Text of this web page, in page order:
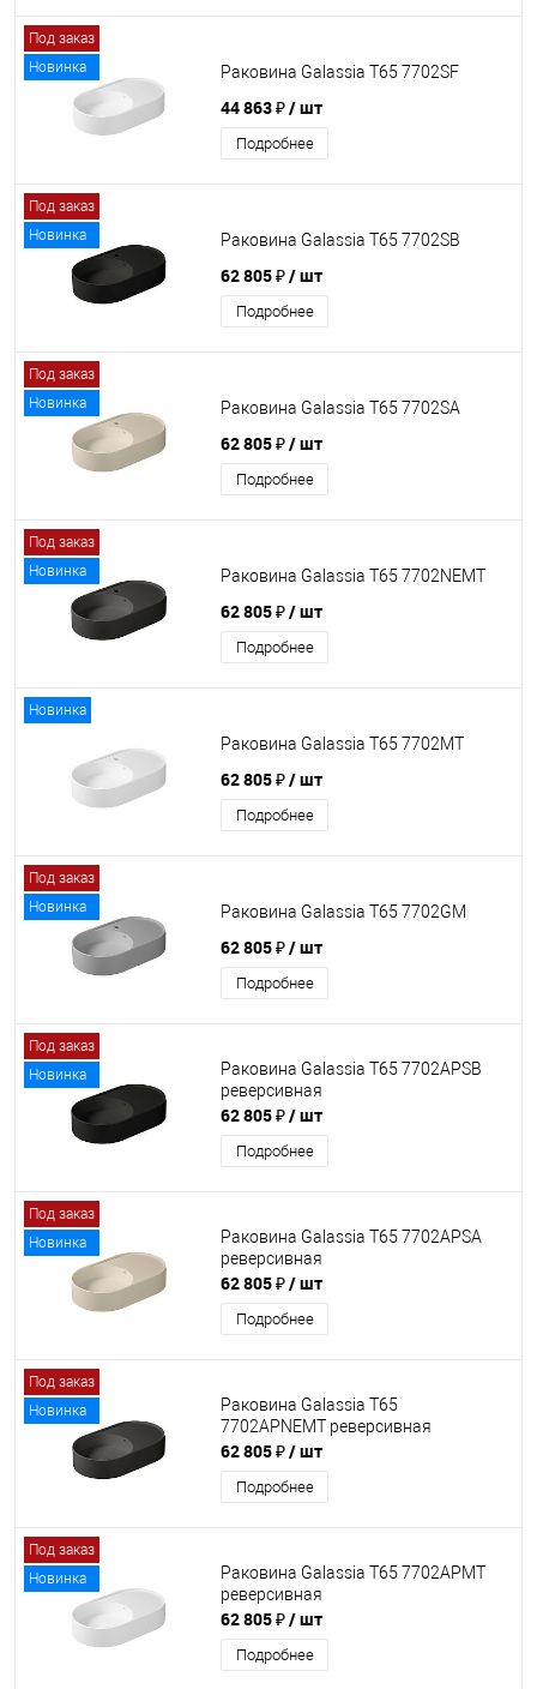
Под заказ
Новинка
Раковина Galassia T65 7702SF
44 863 ₽/ шт
Подробнее
Под заказ
Новинка
Раковина Galassia T65 7702SB
62 805 ₽/ шт
Подробнее
Под заказ
Новинка
Раковина Galassia T65 7702SA
62 805 ₽/ шт
Подробнее
Под заказ
Новинка
Раковина Galassia T65 7702NEMT
62 805 ₽/ шт
Подробнее
Новинка
Раковина Galassia T65 7702MT
62 805 ₽/ шт
Подробнее
Под заказ
Новинка
Раковина Galassia T65 7702GM
62 805 ₽/ шт
Подробнее
Под заказ
Новинка
Раковина Galassia T65 7702APSB
реверсивная
62 805 ₽/ шт
Подробнее
Под заказ
Новинка
Раковина Galassia T65 7702APSA
реверсивная
62 805 ₽/ шт
Подробнее
Под заказ
Новинка
Раковина Galassia T65
7702APNEMT реверсивная
62 805 ₽/ шт
Подробнее
Под заказ
Новинка
Раковина Galassia T65 7702APMT
реверсивная
62 805 ₽/ шт
Подробнее